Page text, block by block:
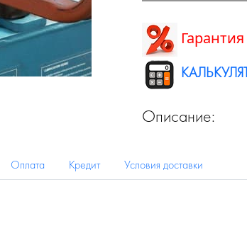
Описание:
Оплата Кредит Условия доставки